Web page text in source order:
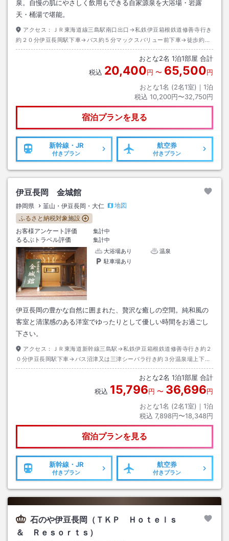
泉。自慢の肌にやさしく飲用もできる自家源泉を大浴場・岩露
天・桶湯で堪能。
アクセス：
ＪＲ東海道線三島駅南口出口→私鉄伊豆箱根鉄道修善寺行き
約２０分伊豆長岡駅下車→バス約５分マックスバリュー前下車→徒歩約３
分
おとな2名 1泊1部屋 合計
税込 20,400円 〜 65,500円
おとな1名 (2名1室)｜ 1泊
税込 10,200円〜32,750円
宿泊プランを見る
新幹線・JR
付きプラン
航空券
付きプラン
伊豆長岡 金城館
静岡県 韮山・伊豆長岡・大仁
地図
ふるさと納税対象施設
お客様アンケート評価
集計中
るるぶトラベル評価
集計中
大浴場あり
温泉
駐車場あり
伊豆長岡の豊かな自然に囲まれた、贅沢な癒しの空間。純和風の
客室と清潔感のある洋室でゆったりとして優しい時間をお過ごし
下さい。
アクセス：
ＪＲ東海道新幹線三島駅→私鉄伊豆箱根鉄道修善寺行き約２
０分伊豆長岡駅下車→バス沼津又は三津シーパラ行き約３分温泉場上下車
→徒歩約１０分
おとな2名 1泊1部屋 合計
税込 15,796円 〜 36,696円
おとな1名 (2名1室)｜ 1泊
税込 7,898円〜18,348円
宿泊プランを見る
新幹線・JR
付きプラン
航空券
付きプラン
石のや伊豆長岡（ＴＫＰ Ｈｏｔｅｌｓ
＆ Ｒｅｓｏｒｔｓ）